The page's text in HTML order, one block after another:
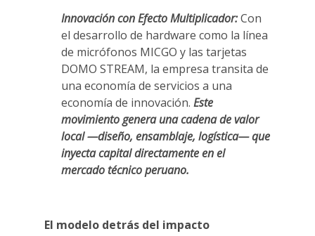
Innovación con Efecto Multiplicador:Con
el desarrollo de hardware como la línea
de micrófonos MICGO y las tarjetas
DOMO STREAM, la empresa transita de
una economía de servicios a una
economía de innovación.Este
movimiento genera una cadena de valor
local —diseño, ensamblaje, logística— que
inyecta capital directamente en el
mercado técnico peruano.
El modelo detrás del impacto